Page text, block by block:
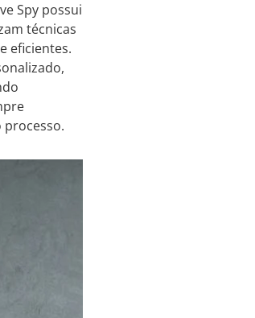
Spy possui
técnicas
eficientes.